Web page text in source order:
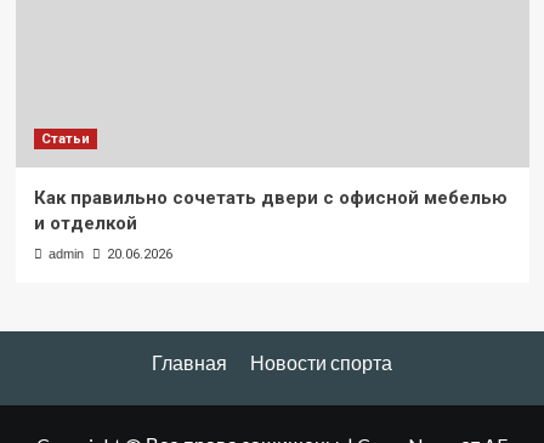
Статьи
Как правильно сочетать двери с офисной мебелью
и отделкой
admin 20.06.2026
Главная Новости спорта